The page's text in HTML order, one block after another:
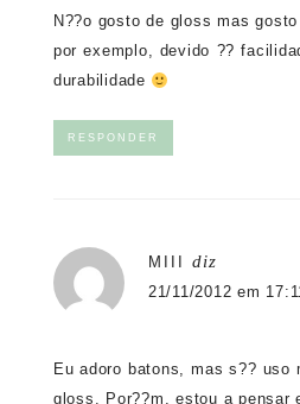
N??o gosto de gloss mas
por exemplo, devido ??
durabilidade
RESPONDER
MIII diz
21/11/2012 em
Eu adoro batons, mas s?? uso
gloss. Por??m, estou a pensar